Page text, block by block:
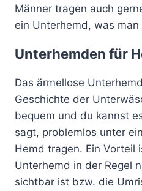
Männer tragen auch
ein Unterhemd, was
Unterhemden für
Das ärmellose
Geschichte der
bequem und du kannst
sagt, problemlos unter
Hemd tragen. Ein Vorteil
Unterhemd in der Regel
sichtbar ist bzw. die